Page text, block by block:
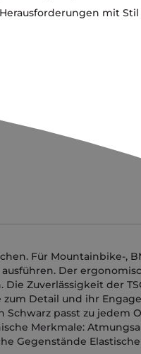
mit
Für Mountainbike-,
Der
Zuverlässigkeit der
zum Detail und ihr
passt zu jedem
Merkmale:
Gegenstände